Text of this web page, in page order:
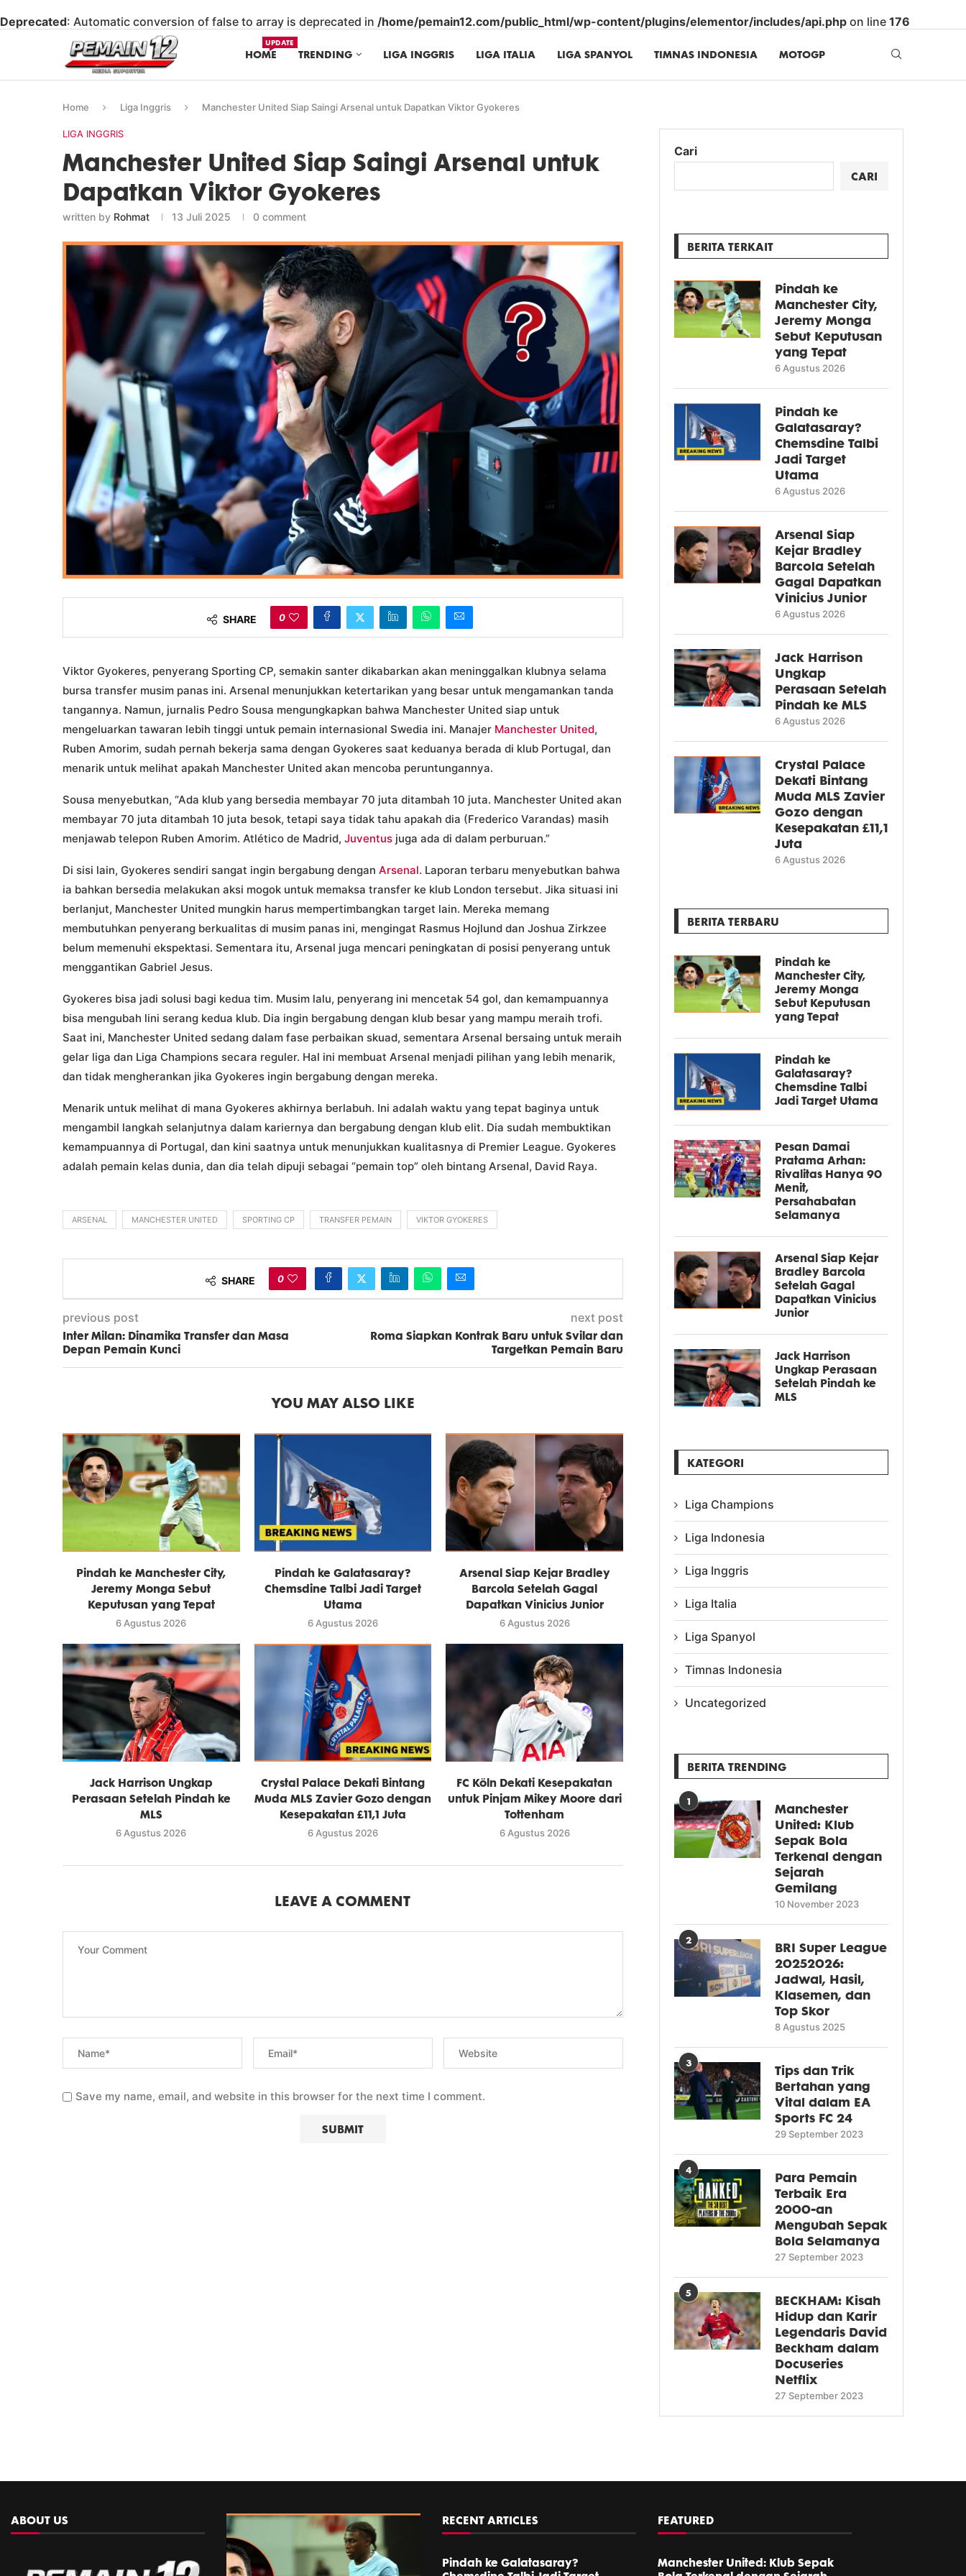
Deprecated: Automatic conversion of false to array is deprecated in /home/pemain12.com/public_html/wp-content/plugins/elementor/includes/api.php on line 176
HOME
UPDATE
TRENDING LIGA INGGRIS LIGA ITALIA LIGA SPANYOL TIMNAS INDONESIA MOTOGP
Home Liga Inggris Manchester United Siap Saingi Arsenal untuk Dapatkan Viktor Gyokeres
LIGA INGGRIS
Manchester United Siap Saingi Arsenal untuk
Dapatkan Viktor Gyokeres
written by Rohmat 13 Juli 2025 0 comment
SHARE 0
Viktor Gyokeres, penyerang Sporting CP, semakin santer dikabarkan akan meninggalkan klubnya selama
bursa transfer musim panas ini. Arsenal menunjukkan ketertarikan yang besar untuk mengamankan tanda
tangannya. Namun, jurnalis Pedro Sousa mengungkapkan bahwa Manchester United siap untuk
mengeluarkan tawaran lebih tinggi untuk pemain internasional Swedia ini. Manajer Manchester United,
Ruben Amorim, sudah pernah bekerja sama dengan Gyokeres saat keduanya berada di klub Portugal, dan
menarik untuk melihat apakah Manchester United akan mencoba peruntungannya.
Sousa menyebutkan, “Ada klub yang bersedia membayar 70 juta ditambah 10 juta. Manchester United akan
membayar 70 juta ditambah 10 juta besok, tetapi saya tidak tahu apakah dia (Frederico Varandas) masih
menjawab telepon Ruben Amorim. Atlético de Madrid, Juventus juga ada di dalam perburuan.”
Di sisi lain, Gyokeres sendiri sangat ingin bergabung dengan Arsenal. Laporan terbaru menyebutkan bahwa
ia bahkan bersedia melakukan aksi mogok untuk memaksa transfer ke klub London tersebut. Jika situasi ini
berlanjut, Manchester United mungkin harus mempertimbangkan target lain. Mereka memang
membutuhkan penyerang berkualitas di musim panas ini, mengingat Rasmus Hojlund dan Joshua Zirkzee
belum memenuhi ekspektasi. Sementara itu, Arsenal juga mencari peningkatan di posisi penyerang untuk
menggantikan Gabriel Jesus.
Gyokeres bisa jadi solusi bagi kedua tim. Musim lalu, penyerang ini mencetak 54 gol, dan kemampuannya
bisa mengubah lini serang kedua klub. Dia ingin bergabung dengan klub besar yang mampu meraih trofi.
Saat ini, Manchester United sedang dalam fase perbaikan skuad, sementara Arsenal bersaing untuk meraih
gelar liga dan Liga Champions secara reguler. Hal ini membuat Arsenal menjadi pilihan yang lebih menarik,
dan tidak mengherankan jika Gyokeres ingin bergabung dengan mereka.
Menarik untuk melihat di mana Gyokeres akhirnya berlabuh. Ini adalah waktu yang tepat baginya untuk
mengambil langkah selanjutnya dalam kariernya dan bergabung dengan klub elit. Dia sudah membuktikan
kemampuannya di Portugal, dan kini saatnya untuk menunjukkan kualitasnya di Premier League. Gyokeres
adalah pemain kelas dunia, dan dia telah dipuji sebagai “pemain top” oleh bintang Arsenal, David Raya.
ARSENAL MANCHESTER UNITED SPORTING CP TRANSFER PEMAIN VIKTOR GYOKERES
SHARE 0
previous post
Inter Milan: Dinamika Transfer dan Masa
Depan Pemain Kunci
next post
Roma Siapkan Kontrak Baru untuk Svilar dan
Targetkan Pemain Baru
YOU MAY ALSO LIKE
Pindah ke Manchester City,
Jeremy Monga Sebut
Keputusan yang Tepat
6 Agustus 2026
Pindah ke Galatasaray?
Chemsdine Talbi Jadi Target
Utama
6 Agustus 2026
Arsenal Siap Kejar Bradley
Barcola Setelah Gagal
Dapatkan Vinicius Junior
6 Agustus 2026
Jack Harrison Ungkap
Perasaan Setelah Pindah ke
MLS
6 Agustus 2026
Crystal Palace Dekati Bintang
Muda MLS Zavier Gozo dengan
Kesepakatan £11,1 Juta
6 Agustus 2026
FC Köln Dekati Kesepakatan
untuk Pinjam Mikey Moore dari
Tottenham
6 Agustus 2026
LEAVE A COMMENT
Save my name, email, and website in this browser for the next time I comment.
Cari
CARI
BERITA TERKAIT
Pindah ke
Manchester City,
Jeremy Monga
Sebut Keputusan
yang Tepat
6 Agustus 2026
Pindah ke
Galatasaray?
Chemsdine Talbi
Jadi Target
Utama
6 Agustus 2026
Arsenal Siap
Kejar Bradley
Barcola Setelah
Gagal Dapatkan
Vinicius Junior
6 Agustus 2026
Jack Harrison
Ungkap
Perasaan Setelah
Pindah ke MLS
6 Agustus 2026
Crystal Palace
Dekati Bintang
Muda MLS Zavier
Gozo dengan
Kesepakatan £11,1
Juta
6 Agustus 2026
BERITA TERBARU
Pindah ke
Manchester City,
Jeremy Monga
Sebut Keputusan
yang Tepat
Pindah ke
Galatasaray?
Chemsdine Talbi
Jadi Target Utama
Pesan Damai
Pratama Arhan:
Rivalitas Hanya 90
Menit,
Persahabatan
Selamanya
Arsenal Siap Kejar
Bradley Barcola
Setelah Gagal
Dapatkan Vinicius
Junior
Jack Harrison
Ungkap Perasaan
Setelah Pindah ke
MLS
KATEGORI
Liga Champions
Liga Indonesia
Liga Inggris
Liga Italia
Liga Spanyol
Timnas Indonesia
Uncategorized
BERITA TRENDING
1
Manchester
United: Klub
Sepak Bola
Terkenal dengan
Sejarah
Gemilang
10 November 2023
2
BRI Super League
20252026:
Jadwal, Hasil,
Klasemen, dan
Top Skor
8 Agustus 2025
3
Tips dan Trik
Bertahan yang
Vital dalam EA
Sports FC 24
29 September 2023
4
Para Pemain
Terbaik Era
2000-an
Mengubah Sepak
Bola Selamanya
27 September 2023
5
BECKHAM: Kisah
Hidup dan Karir
Legendaris David
Beckham dalam
Docuseries
Netflix
27 September 2023
ABOUT US RECENT ARTICLES
Pindah ke Galatasaray?
FEATURED
Manchester United: Klub Sepak